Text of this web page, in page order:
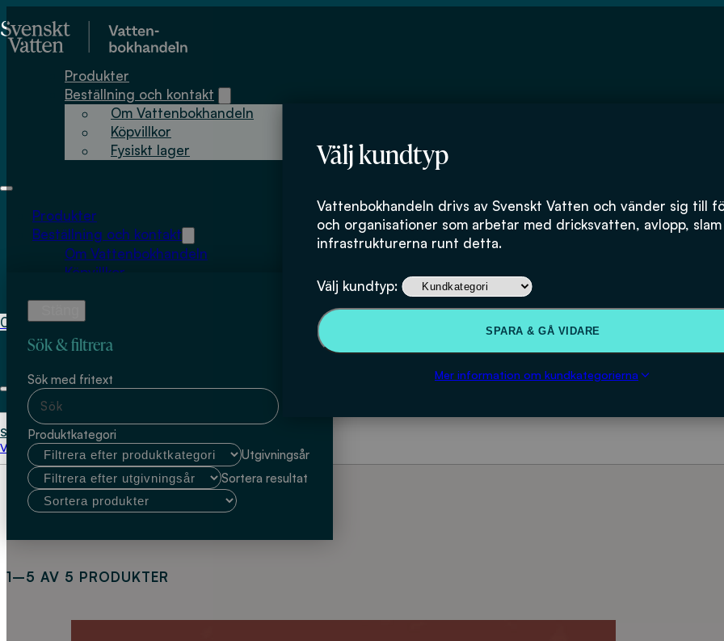
Välj kundtyp
Vattenbokhandeln drivs av Svenskt Vatten och vänder sig till
och organisationer som arbetar med dricksvatten, avlopp,
infrastrukturerna runt detta.
Välj kundtyp:
SPARA & GÅ VIDARE
Mer information om kundkategorierna
Produkter
Beställning och kontakt
Om Vattenbokhandeln
Köpvillkor
Fysiskt lager
Produkter
Beställning och kontakt
Om Vattenbokhandeln
Köpvillkor
0
kr
Inga produkter i varukorgen.
Start Linköpings Universitet
Välj kundtyp
Linköpings Universitet
Sök & filtrera
Sök med fritext
Produktkategori
Utgivningsår
Sortera resultat
1–5 AV 5 PRODUKTER